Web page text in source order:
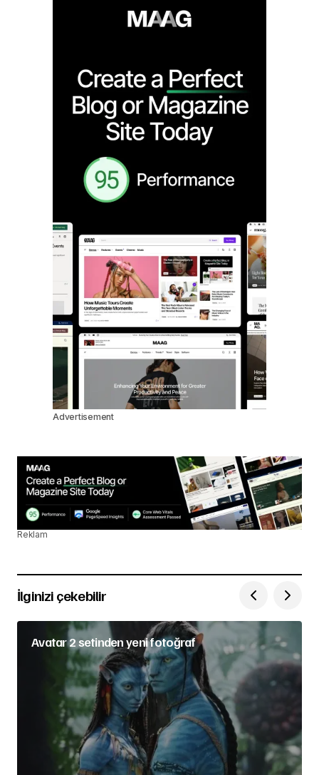
Advertisement
Reklam
İlginizi çekebilir
Avatar 2 setinden yeni fotoğraf